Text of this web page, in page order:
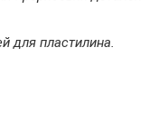
для пластилина.